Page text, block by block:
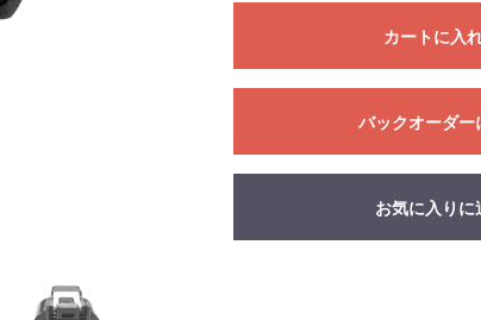
カートに入
バックオーダー
お気に入りに